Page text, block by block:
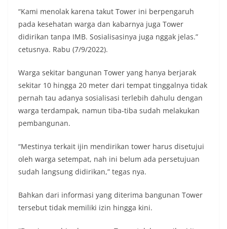
“Kami menolak karena takut Tower ini berpengaruh
pada kesehatan warga dan kabarnya juga Tower
didirikan tanpa IMB. Sosialisasinya juga nggak jelas.”
cetusnya. Rabu (7/9/2022).
Warga sekitar bangunan Tower yang hanya berjarak
sekitar 10 hingga 20 meter dari tempat tinggalnya tidak
pernah tau adanya sosialisasi terlebih dahulu dengan
warga terdampak, namun tiba-tiba sudah melakukan
pembangunan.
“Mestinya terkait ijin mendirikan tower harus disetujui
oleh warga setempat, nah ini belum ada persetujuan
sudah langsung didirikan,” tegas nya.
Bahkan dari informasi yang diterima bangunan Tower
tersebut tidak memiliki izin hingga kini.